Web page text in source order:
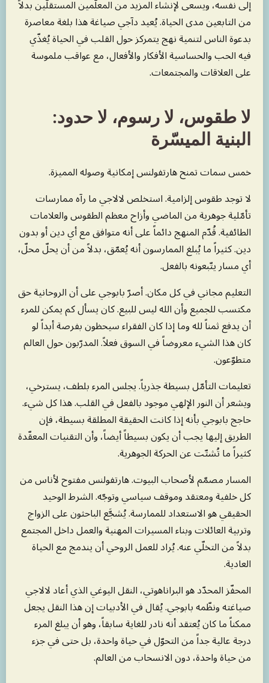
إلى نفسه، ويسعى لإنشاء المزيد من المعلّمين المستقلّين بدلاً
من التابعين مدى الحياة. يُعيد دآجي صياغة هذا بلغة معاصرة
بدعوة الناس لتنمية نهج يتمركز حول القلب في الحياة يُغذّي
فيه الحب والحساسية الأفكار والأفعال، مع عواقب ملموسة
على العلاقات والمجتمعات.
لا طقوس، لا رسوم، لا حدود:
البنية الميسّرة
خمس سمات تمنح هارتفولنس إمكانية وصوله المميزة.
لا توجد طقوس إلزامية. استخلص لالاجي ما رآه ممارسات
تأمّلية جوهرية من الماضي وأزاح معظم الطقوس والعلامات
الطائفية. قُدّم المنهج دائماً على أنه متوافق مع أي دين أو بدون
دين. كثيراً ما يُبلغ الممارسون أنه يُعمّق، بدلاً من أن يحلّ محلّ،
أي مسار يتّبعونه بالفعل.
التعليم مجاني في كل مكان. أصرّ بابوجي على أن الروحانية حق
مكتسب للجميع وأن الله ليس للبيع. كان يسأل كم يمكن للمرء
أن يدفع ثمناً لله وما إذا كان الفقراء سيحظون بفرصة أبداً لو
كان هذا الشيء معروضاً في السوق فعلاً. المدرّبون حول العالم
متطوّعون.
تعليمات التأمّل بسيطة جذرياً. يجلس المرء بلطف، يسترخي،
ويشعر أن النور الإلهي موجود بالفعل في القلب. هذا كل شيء.
حاجج بابوجي بأنه إذا كانت الحقيقة المطلقة بسيطة، فإن
الطريق إليها يجب أن يكون بسيطاً أيضاً، وأن التقنيات المعقّدة
كثيراً ما تُشتّت عن الحركة الجوهرية.
المسار مصمّم لأصحاب البيوت. هارتفولنس مفتوح لأناس من
كل خلفية ومعتقد وموقف سياسي وتوجّه. الشرط الوحيد
الحقيقي هو الاستعداد للممارسة. يُشجَّع الباحثون على الزواج
وتربية العائلات وبناء المسيرات المهنية والعمل داخل المجتمع
بدلاً من التخلّي عنه. يُراد للعمل الروحي أن يندمج مع الحياة
العادية.
المحفّز المحدّد هو البراناهوتي، النقل اليوغي الذي أعاد لالاجي
صياغته ونظّمه بابوجي. يُقال في الأدبيات إن هذا النقل يجعل
ممكناً ما كان يُعتقد أنه نادر للغاية سابقاً، وهو أن يبلغ المرء
درجة عالية جداً من التحوّل في حياة واحدة، بل حتى في جزء
من حياة واحدة، دون الانسحاب من العالم.